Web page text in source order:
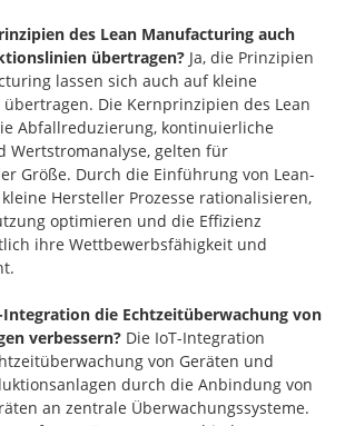
des Lean Manufacturing auch
übertragen? Ja, die Prinzipien
lassen sich auch auf kleine
Die Kernprinzipien des Lean
Abfallreduzierung, kontinuierliche
Wertstromanalyse, gelten für
Größe. Durch die Einführung von Lean-
Hersteller Prozesse rationalisieren,
optimieren und die Effizienz
ihre Wettbewerbsfähigkeit und
die Echtzeitüberwachung von
verbessern? Die IoT-Integration
von Geräten und
durch die Anbindung von
an zentrale Überwachungssysteme.